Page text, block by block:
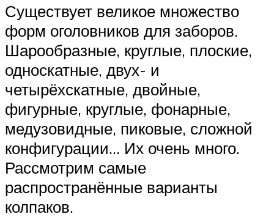
Существует великое множество
форм оголовников для заборов.
Шарообразные, круглые, плоские,
односкатные, двух- и
четырёхскатные, двойные,
фигурные, круглые, фонарные,
медузовидные, пиковые, сложной
конфигурации… Их очень много.
Рассмотрим самые
распространённые варианты
колпаков.